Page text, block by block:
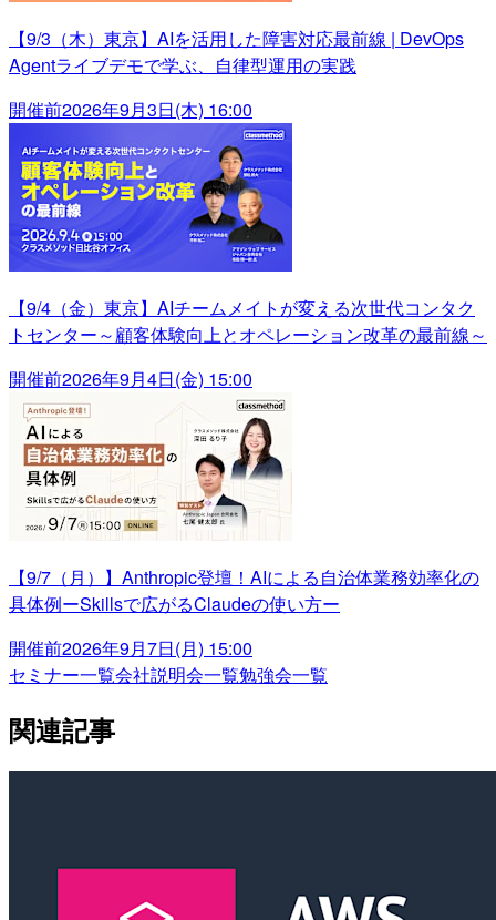
【9/3（木）東京】AIを活用した障害対応最前線 | DevOps
Agentライブデモで学ぶ、自律型運用の実践
開催前2026年9月3日(木) 16:00
【9/4（金）東京】AIチームメイトが変える次世代コンタク
トセンター～顧客体験向上とオペレーション改革の最前線～
開催前2026年9月4日(金) 15:00
【9/7（月）】Anthropic登壇！AIによる自治体業務効率化の
具体例ーSkillsで広がるClaudeの使い方ー
開催前2026年9月7日(月) 15:00
セミナー一覧会社説明会一覧勉強会一覧
関連記事